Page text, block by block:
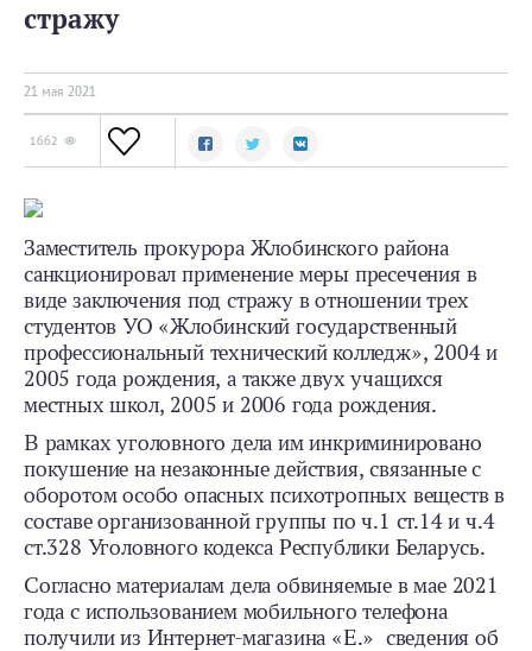
стражу
21 мая 2021
1662
Заместитель прокурора Жлобинского района
санкционировал применение меры пресечения в
виде заключения под стражу в отношении трех
студентов УО «Жлобинский государственный
профессиональный технический колледж», 2004 и
2005 года рождения, а также двух учащихся
местных школ, 2005 и 2006 года рождения.
В рамках уголовного дела им инкриминировано
покушение на незаконные действия, связанные с
оборотом особо опасных психотропных веществ в
составе организованной группы по ч.1 ст.14 и ч.4
ст.328 Уголовного кодекса Республики Беларусь.
Согласно материалам дела обвиняемые в мае 2021
года с использованием мобильного телефона
получили из Интернет-магазина «Е.» сведения об